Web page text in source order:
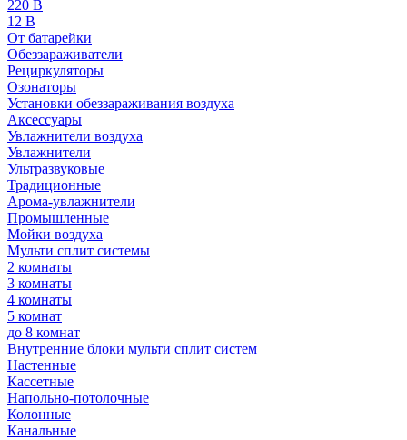
220 В
12 В
От батарейки
Обеззараживатели
Рециркуляторы
Озонаторы
Установки обеззараживания воздуха
Аксессуары
Увлажнители воздуха
Увлажнители
Ультразвуковые
Традиционные
Арома-увлажнители
Промышленные
Мойки воздуха
Мульти сплит системы
2 комнаты
3 комнаты
4 комнаты
5 комнат
до 8 комнат
Внутренние блоки мульти сплит систем
Настенные
Кассетные
Напольно-потолочные
Колонные
Канальные